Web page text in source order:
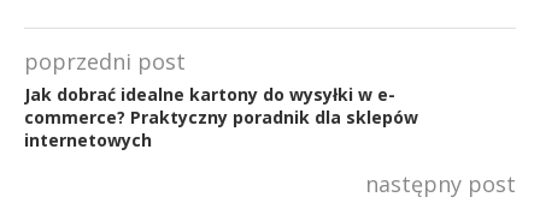
poprzedni post
Jak dobrać idealne kartony do wysyłki w e-
commerce? Praktyczny poradnik dla sklepów
internetowych
następny post